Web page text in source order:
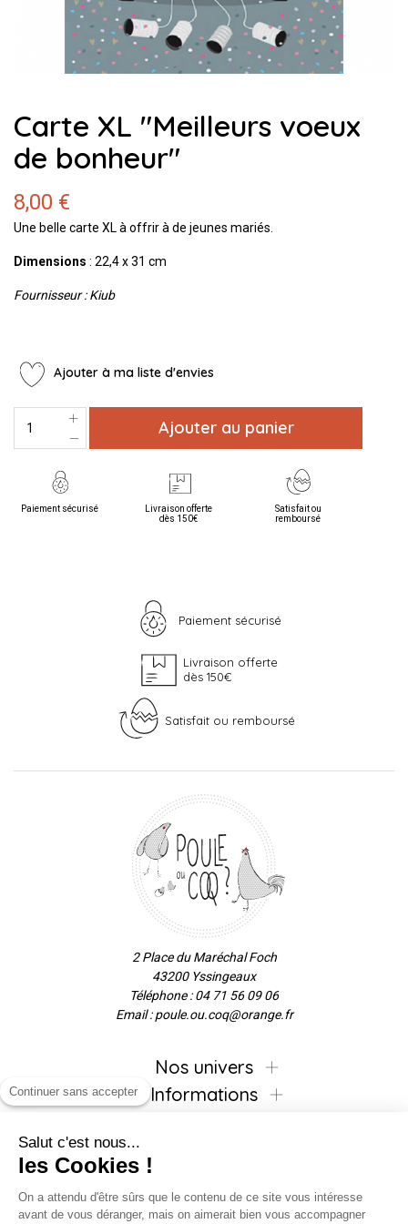
Carte XL "Meilleurs voeux
de bonheur"
8,00 €
Une belle carte XL à offrir à de jeunes mariés.
Dimensions : 22,4 x 31 cm
Fournisseur : Kiub
Ajouter à ma liste d'envies
Ajouter au panier
Paiement sécurisé
Livraison offerte
dès 150€
Satisfait ou
remboursé
Paiement sécurisé
Livraison offerte
dès 150€
Satisfait ou remboursé
2 Place du Maréchal Foch
43200 Yssingeaux
Téléphone : 04 71 56 09 06
Email : poule.ou.coq@orange.fr
Nos univers
Informations
Inscrivez-vous à la newsletter !
Continuer sans accepter
Salut c'est nous...
les Cookies !
On a attendu d'être sûrs que le contenu de ce site vous intéresse
avant de vous déranger, mais on aimerait bien vous accompagner